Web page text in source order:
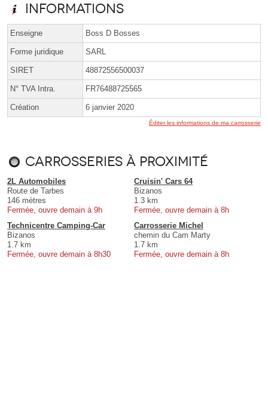
Informations
Enseigne Boss D Bosses
Forme juridique SARL
SIRET 48872556500037
N° TVA Intra. FR76488725565
Création 6 janvier 2020
Éditer les informations de ma carrosserie
Carrosseries à proximité
2L Automobiles
Route de Tarbes
146 mètres
Fermée, ouvre demain à 9h
Cruisin' Cars 64
Bizanos
1.3 km
Fermée, ouvre demain à 8h
Technicentre Camping-Car
Bizanos
1.7 km
Fermée, ouvre demain à 8h30
Carrosserie Michel
chemin du Cam Marty
1.7 km
Fermée, ouvre demain à 8h